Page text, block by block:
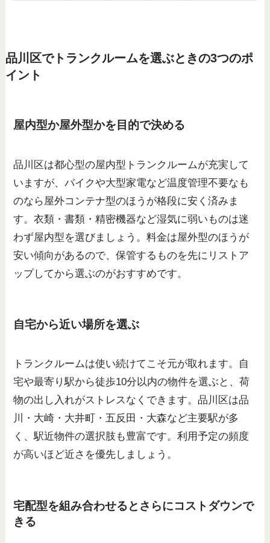
品川区でトランクルームを選ぶときの3つのポ
イント
屋内型か屋外型かを目的で決める
品川区は都心型の屋内型トランクルームが充実して
いますが、バイクや大型家電など温度管理不要なも
のなら屋外コンテナ型のほうが格段に安く済みま
す。衣類・書類・精密機器など湿気に弱いものは迷
わず屋内型を選びましょう。料金は屋外型のほうが
安い傾向があるので、保管するものを先にリストア
ップしてから選ぶのがおすすめです。
自宅から近い場所を選ぶ
トランクルームは使い続けてこそ元が取れます。自
宅や最寄り駅から徒歩10分以内の物件を選ぶと、荷
物の出し入れがストレスなくできます。品川区は品
川・大崎・大井町・五反田・大森など主要駅が多
く、駅近物件の選択肢も豊富です。利用予定の頻度
が高いほど近さを優先しましょう。
宅配型を組み合わせるとさらにコストダウンで
きる